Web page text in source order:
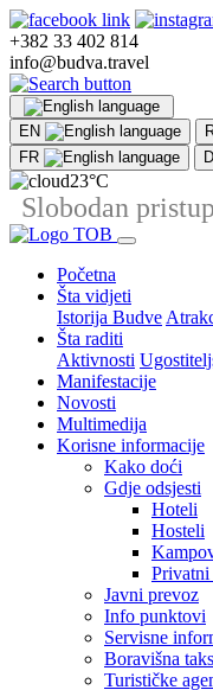
+382 33 402 814
info@budva.travel
EN
FR
23°C
Slobodan
Početna
Šta vidjeti
Istorija Budve
Šta raditi
Aktivnosti
Manifestacije
Novosti
Multimedija
Korisne informacije
Kako doći
Gdje odsjesti
Hoteli
Hosteli
Privatni
Javni prevoz
Info punktovi
Servisne
Boravišna
Turističke